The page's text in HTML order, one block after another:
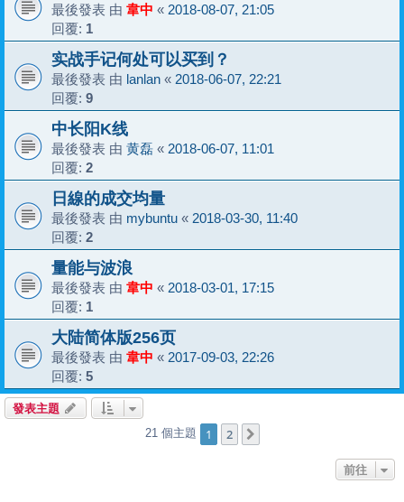
最後發表 由 韋中 « 2018-08-07, 21:05
回覆: 1
实战手记何处可以买到？
最後發表 由 lanlan « 2018-06-07, 22:21
回覆: 9
中长阳K线
最後發表 由 黄磊 « 2018-06-07, 11:01
回覆: 2
日線的成交均量
最後發表 由 mybuntu « 2018-03-30, 11:40
回覆: 2
量能与波浪
最後發表 由 韋中 « 2018-03-01, 17:15
回覆: 1
大陆简体版256页
最後發表 由 韋中 « 2017-09-03, 22:26
回覆: 5
發表主題
21 個主題 1 2
前往